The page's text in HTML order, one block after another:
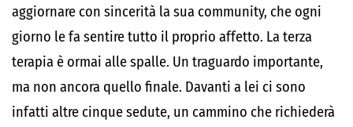
aggiornare con sincerità la sua community, che ogni
giorno le fa sentire tutto il proprio affetto. La terza
terapia è ormai alle spalle. Un traguardo importante,
ma non ancora quello finale. Davanti a lei ci sono
infatti altre cinque sedute, un cammino che richiederà